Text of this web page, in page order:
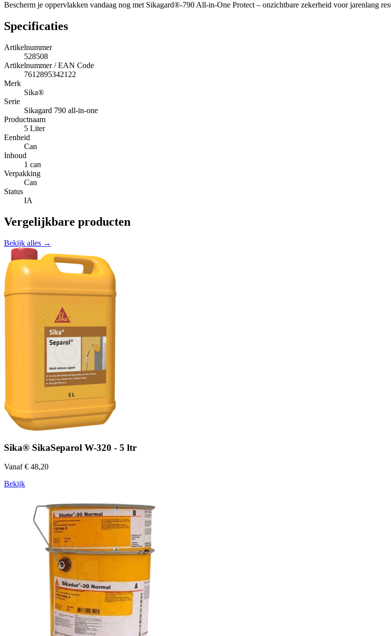
Bescherm je oppervlakken vandaag nog met Sikagard®-790 All-in-One Protect – onzichtbare zekerheid voor jarenlang
Specificaties
Artikelnummer
528508
Artikelnummer / EAN Code
7612895342122
Merk
Sika®
Serie
Sikagard 790 all-in-one
Productnaam
5 Liter
Eenheid
Can
Inhoud
1 can
Verpakking
Can
Status
IA
Vergelijkbare producten
Bekijk alles →
Sika® SikaSeparol W-320 - 5 ltr
Vanaf € 48,20
Bekijk